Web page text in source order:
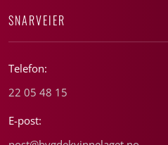
SNARVEIER
Telefon:
22 05 48 15
E-post: